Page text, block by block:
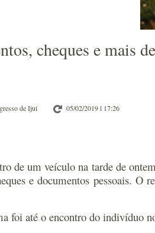
cheques e mais
de Ijuí 05/02/2019 l 17:26
de um veículo na tarde de
e documentos pessoais.
foi até o encontro do indivíduo